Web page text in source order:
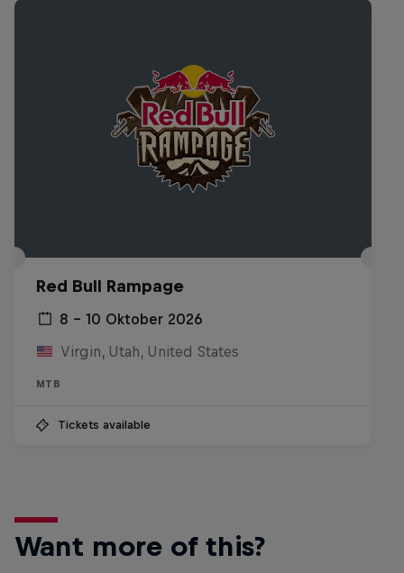
Red Bull Rampage
8 – 10 Oktober 2026
Virgin, Utah, United States
MTB
Tickets available
Want more of this?